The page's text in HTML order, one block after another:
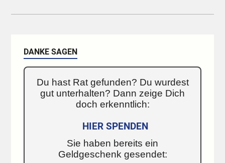
DANKE SAGEN
Du hast Rat gefunden? Du wurdest
gut unterhalten? Dann zeige Dich
doch erkenntlich:
HIER SPENDEN
Sie haben bereits ein
Geldgeschenk gesendet: